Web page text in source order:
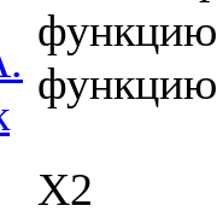
функцию
функцию
X2